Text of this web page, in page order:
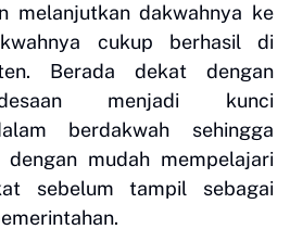
melanjutkan dakwahnya ke
cukup berhasil di
Berada dekat dengan
menjadi kunci
berdakwah sehingga
dengan mudah mempelajari
sebelum tampil sebagai